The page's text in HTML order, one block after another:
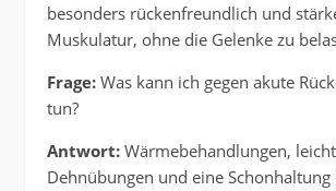
besonders rückenfreundlich und
Muskulatur, ohne die Gelenke zu
Frage: Was kann ich gegen akute
tun?
Antwort: Wärmebehandlungen,
Dehnübungen und eine